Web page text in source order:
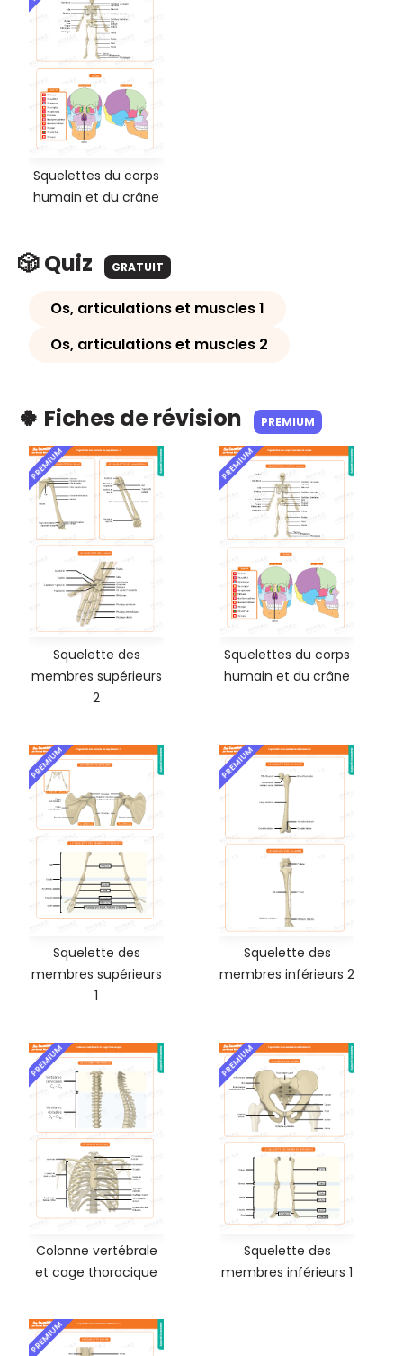
Squelettes du corps
humain et du crâne
🎲 Quiz GRATUIT
Os, articulations et muscles 1
Os, articulations et muscles 2
🍀 Fiches de révision PREMIUM
PREMIUM
Squelette des
membres supérieurs
2
PREMIUM
Squelettes du corps
humain et du crâne
PREMIUM
Squelette des
membres supérieurs
1
PREMIUM
Squelette des
membres inférieurs 2
PREMIUM
Colonne vertébrale
et cage thoracique
PREMIUM
Squelette des
membres inférieurs 1
PREMIUM